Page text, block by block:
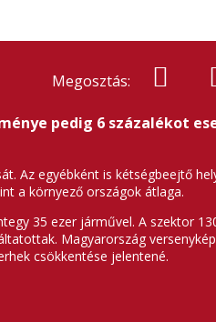
Megosztás:
pedig 6 százalékot
Az egyébként is kétségbeejtő
a környező országok átlaga.
35 ezer járművel. A szektor
Magyarország
csökkentése jelentené.